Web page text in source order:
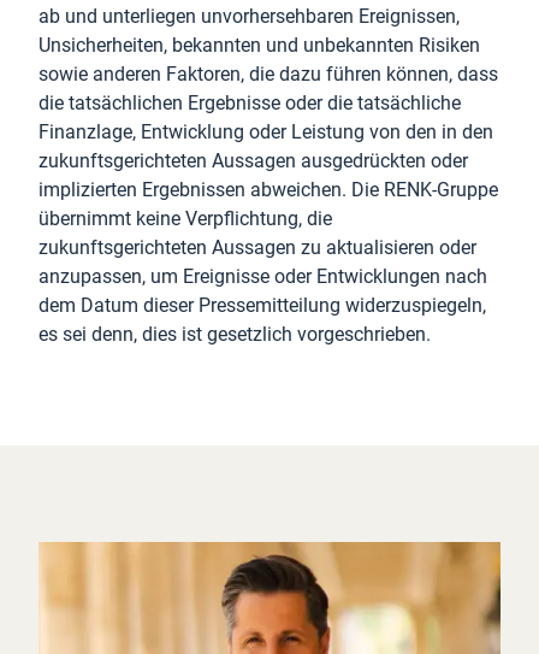
ab und unterliegen unvorhersehbaren Ereignissen,
Unsicherheiten, bekannten und unbekannten Risiken
sowie anderen Faktoren, die dazu führen können, dass
die tatsächlichen Ergebnisse oder die tatsächliche
Finanzlage, Entwicklung oder Leistung von den in den
zukunftsgerichteten Aussagen ausgedrückten oder
implizierten Ergebnissen abweichen. Die RENK-Gruppe
übernimmt keine Verpflichtung, die
zukunftsgerichteten Aussagen zu aktualisieren oder
anzupassen, um Ereignisse oder Entwicklungen nach
dem Datum dieser Pressemitteilung widerzuspiegeln,
es sei denn, dies ist gesetzlich vorgeschrieben.